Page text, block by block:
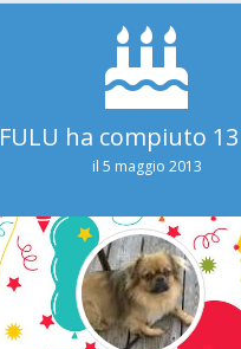
FULU ha compiuto
il 5 maggio 2013